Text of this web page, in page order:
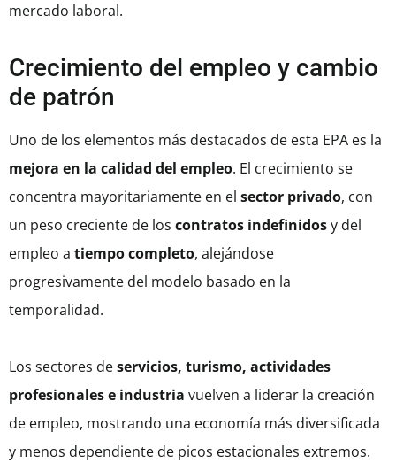
mercado laboral.
Crecimiento del empleo y cambio
de patrón
Uno de los elementos más destacados de esta EPA es la
mejora en la calidad del empleo. El crecimiento se
concentra mayoritariamente en el sector privado, con
un peso creciente de los contratos indefinidosy del
empleo a tiempo completo, alejándose
progresivamente del modelo basado en la
temporalidad.
Los sectores deservicios, turismo, actividades
profesionales e industria vuelven a liderar la creación
de empleo, mostrando una economía más diversificada
y menos dependiente de picos estacionales extremos.